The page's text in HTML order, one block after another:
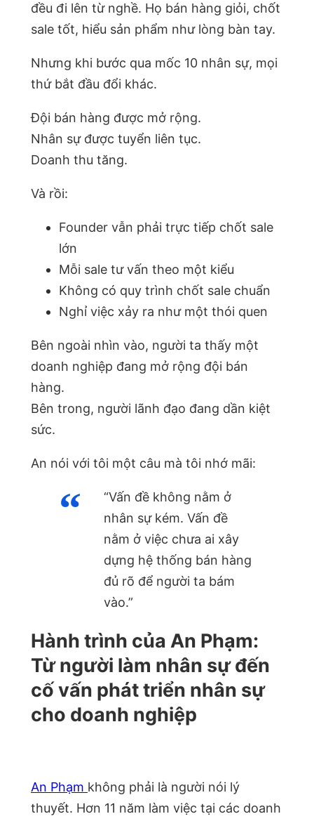
đều đi lên từ nghề. Họ bán hàng giỏi, chốt
sale tốt, hiểu sản phẩm như lòng bàn tay.
Nhưng khi bước qua mốc 10 nhân sự, mọi
thứ bắt đầu đổi khác.
Đội bán hàng được mở rộng.
Nhân sự được tuyển liên tục.
Doanh thu tăng.
Và rồi:
Founder vẫn phải trực tiếp chốt sale
lớn
Mỗi sale tư vấn theo một kiểu
Không có quy trình chốt sale chuẩn
Nghỉ việc xảy ra như một thói quen
Bên ngoài nhìn vào, người ta thấy một
doanh nghiệp đang mở rộng đội bán
hàng.
Bên trong, người lãnh đạo đang dần kiệt
sức.
An nói với tôi một câu mà tôi nhớ mãi:
“Vấn đề không nằm ở
nhân sự kém. Vấn đề
nằm ở việc chưa ai xây
dựng hệ thống bán hàng
đủ rõ để người ta bám
vào.”
Hành trình của An Phạm:
Từ người làm nhân sự đến
cố vấn phát triển nhân sự
cho doanh nghiệp
An Phạm không phải là người nói lý
thuyết. Hơn 11 năm làm việc tại các doanh